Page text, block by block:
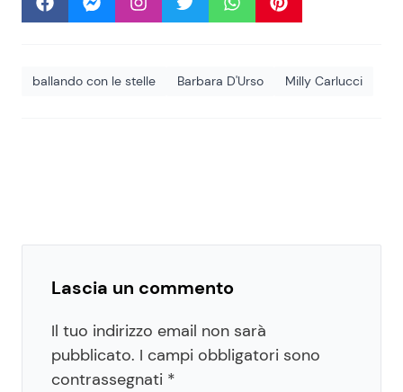
ballando con le stelle Barbara D'Urso Milly Carlucci
Lascia un commento
Il tuo indirizzo email non sarà
pubblicato. I campi obbligatori sono
contrassegnati *